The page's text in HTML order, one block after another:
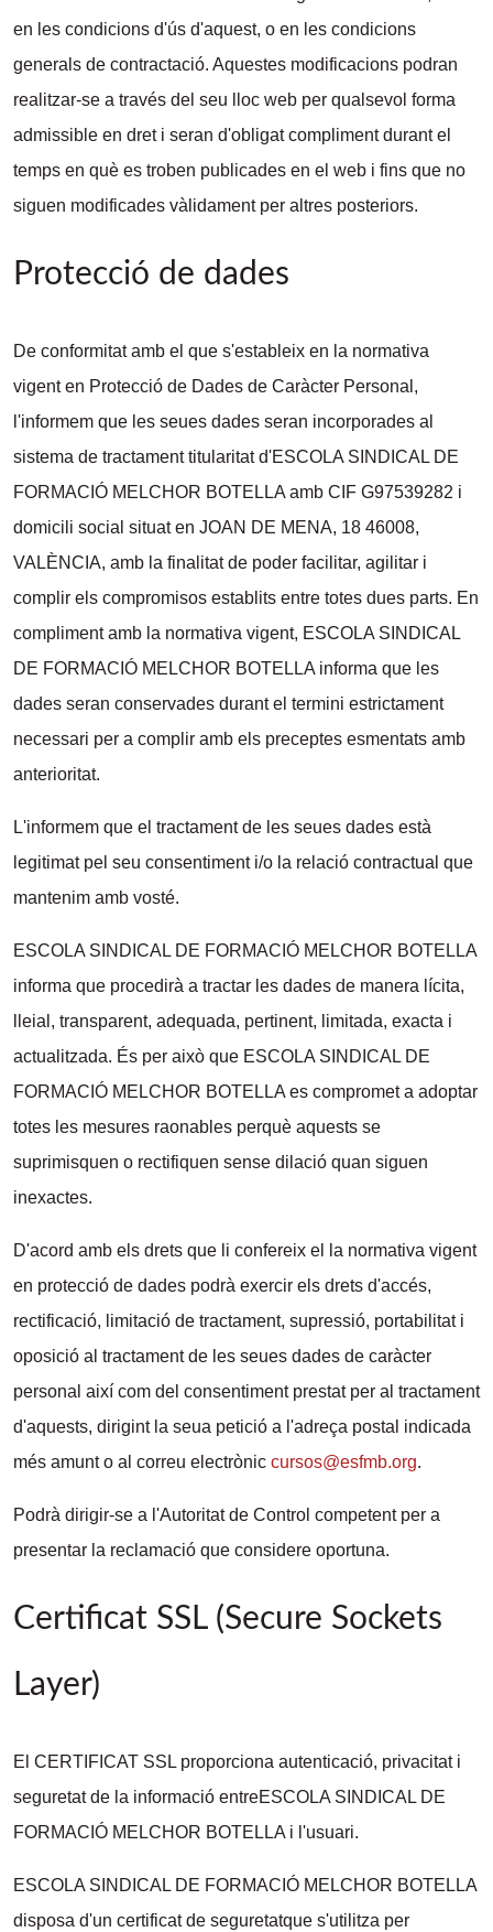
en les condicions d'ús d'aquest, o en les condicions
generals de contractació. Aquestes modificacions podran
realitzar-se a través del seu lloc web per qualsevol forma
admissible en dret i seran d'obligat compliment durant el
temps en què es troben publicades en el web i fins que no
siguen modificades vàlidament per altres posteriors.
Protecció de dades
De conformitat amb el que s'estableix en la normativa
vigent en Protecció de Dades de Caràcter Personal,
l'informem que les seues dades seran incorporades al
sistema de tractament titularitat d'ESCOLA SINDICAL DE
FORMACIÓ MELCHOR BOTELLA amb CIF G97539282 i
domicili social situat en JOAN DE MENA, 18 46008,
VALÈNCIA, amb la finalitat de poder facilitar, agilitar i
complir els compromisos establits entre totes dues parts. En
compliment amb la normativa vigent, ESCOLA SINDICAL
DE FORMACIÓ MELCHOR BOTELLA informa que les
dades seran conservades durant el termini estrictament
necessari per a complir amb els preceptes esmentats amb
anterioritat.
L'informem que el tractament de les seues dades està
legitimat pel seu consentiment i/o la relació contractual que
mantenim amb vosté.
ESCOLA SINDICAL DE FORMACIÓ MELCHOR BOTELLA
informa que procedirà a tractar les dades de manera lícita,
lleial, transparent, adequada, pertinent, limitada, exacta i
actualitzada. És per això que ESCOLA SINDICAL DE
FORMACIÓ MELCHOR BOTELLA es compromet a adoptar
totes les mesures raonables perquè aquests se
suprimisquen o rectifiquen sense dilació quan siguen
inexactes.
D'acord amb els drets que li confereix el la normativa vigent
en protecció de dades podrà exercir els drets d'accés,
rectificació, limitació de tractament, supressió, portabilitat i
oposició al tractament de les seues dades de caràcter
personal així com del consentiment prestat per al tractament
d'aquests, dirigint la seua petició a l'adreça postal indicada
més amunt o al correu electrònic cursos@esfmb.org.
Podrà dirigir-se a l'Autoritat de Control competent per a
presentar la reclamació que considere oportuna.
Certificat SSL (Secure Sockets
Layer)
El CERTIFICAT SSL proporciona autenticació, privacitat i
seguretat de la informació entreESCOLA SINDICAL DE
FORMACIÓ MELCHOR BOTELLA i l'usuari.
ESCOLA SINDICAL DE FORMACIÓ MELCHOR BOTELLA
disposa d'un certificat de seguretatque s'utilitza per